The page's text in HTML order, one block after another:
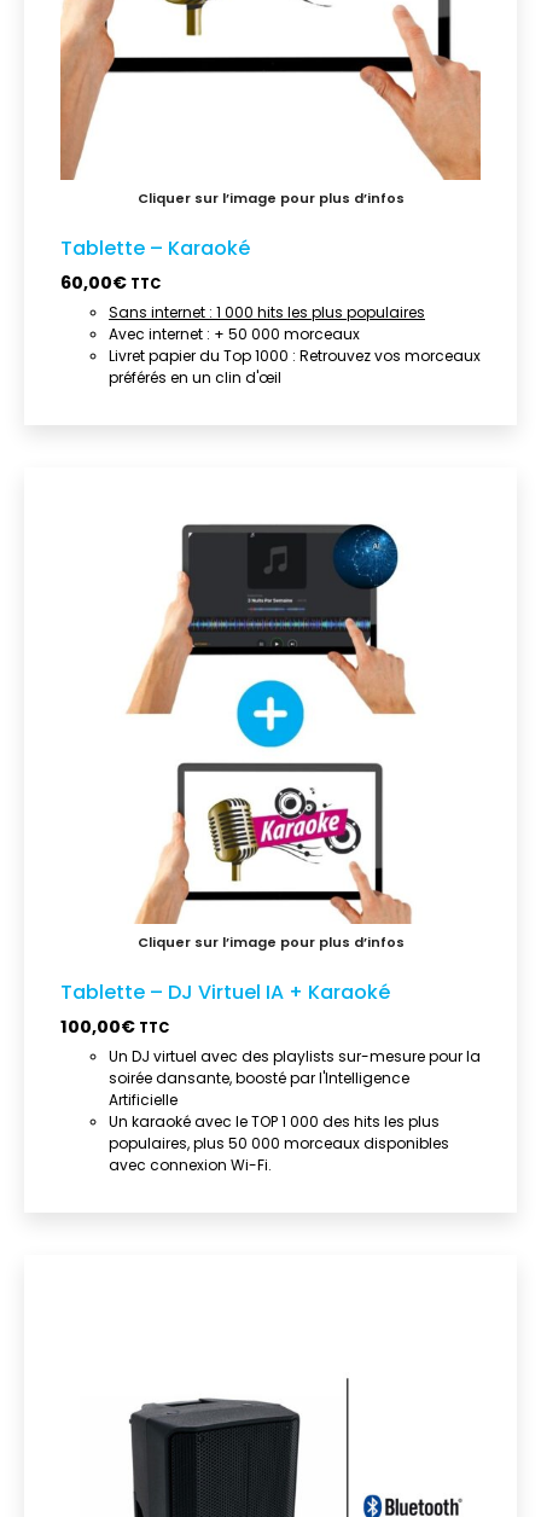
Tablette – Karaoké
60,00€ TTC
Sans internet : 1 000 hits les plus populaires
Avec internet : + 50 000 morceaux
Livret papier du Top 1000 : Retrouvez vos morceaux
préférés en un clin d'œil
Tablette – DJ Virtuel IA + Karaoké
100,00€ TTC
Un DJ virtuel avec des playlists sur-mesure pour la
soirée dansante, boosté par l'Intelligence
Artificielle
Un karaoké avec le TOP 1 000 des hits les plus
populaires, plus 50 000 morceaux disponibles
avec connexion Wi-Fi.